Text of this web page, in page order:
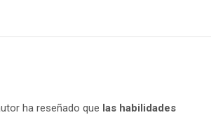
ha reseñado que las habilidades